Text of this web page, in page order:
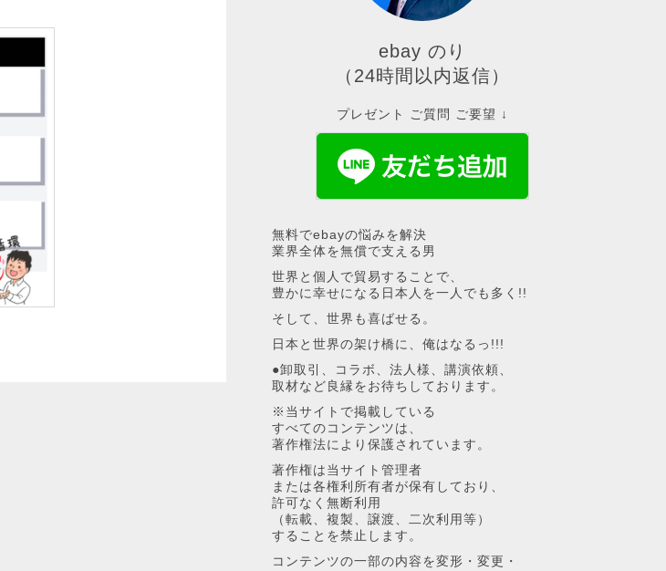
ebay のり
（24時間以内返信）
プレゼント ご質問 ご要望 ↓
無料でebayの悩みを解決
業界全体を無償で支える男
世界と個人で貿易することで、
豊かに幸せになる日本人を一人でも多く!!
そして、世界も喜ばせる。
日本と世界の架け橋に、俺はなるっ!!!
●卸取引、コラボ、法人様、講演依頼、
取材など良縁をお待ちしております。
※当サイトで掲載している
すべてのコンテンツは、
著作権法により保護されています。
著作権は当サイト管理者
または各権利所有者が保有しており、
許可なく無断利用
（転載、複製、譲渡、二次利用等）
することを禁止します。
コンテンツの一部の内容を変形・変更・